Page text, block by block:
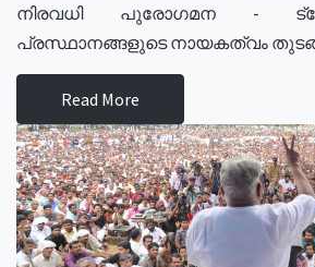
നിരവധി പുരോഗമന -
പ്രസ്ഥാനങ്ങളുടെ നായകത്വം
Read More